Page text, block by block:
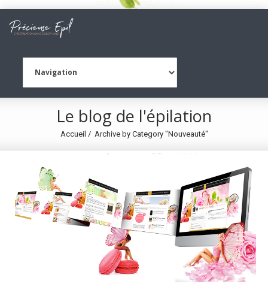
Le blog de l'épilation
Accueil Archive by Category "Nouveauté"